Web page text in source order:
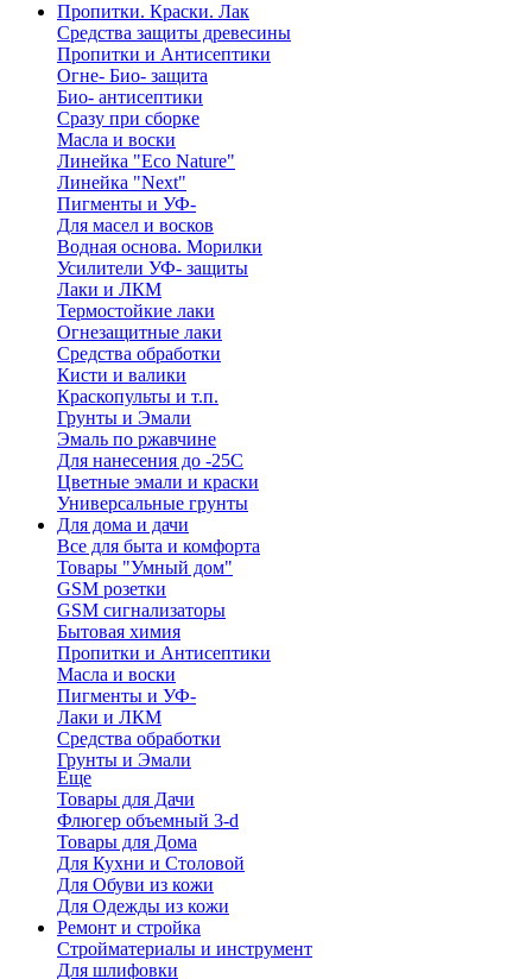
Пропитки. Краски. Лак
Средства защиты древесины
Пропитки и Антисептики
Огне- Био- защита
Био- антисептики
Сразу при сборке
Масла и воски
Линейка "Eco Nature"
Линейка "Next"
Пигменты и УФ-
Для масел и восков
Водная основа. Морилки
Усилители УФ- защиты
Лаки и ЛКМ
Термостойкие лаки
Огнезащитные лаки
Средства обработки
Кисти и валики
Краскопульты и т.п.
Грунты и Эмали
Эмаль по ржавчине
Для нанесения до -25С
Цветные эмали и краски
Универсальные грунты
Для дома и дачи
Все для быта и комфорта
Товары "Умный дом"
GSM розетки
GSM сигнализаторы
Бытовая химия
Пропитки и Антисептики
Масла и воски
Пигменты и УФ-
Лаки и ЛКМ
Средства обработки
Грунты и Эмали
Еще
Товары для Дачи
Флюгер объемный 3-d
Товары для Дома
Для Кухни и Столовой
Для Обуви из кожи
Для Одежды из кожи
Ремонт и стройка
Стройматериалы и инструмент
Для шлифовки